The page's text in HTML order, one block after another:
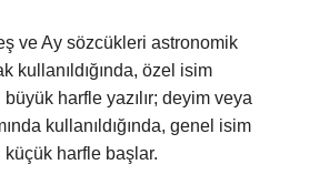
ve Ay sözcükleri astronomik
kullanıldığında, özel isim
harfle yazılır; deyim veya
kullanıldığında, genel isim
küçük harfle başlar.